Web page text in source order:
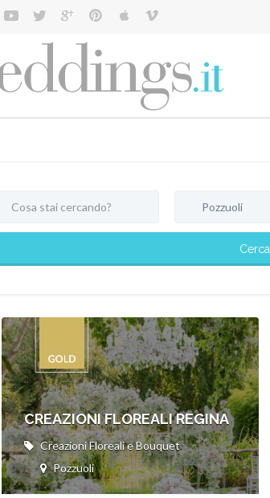
Pozzuoli
Cerca
CREAZIONI FLOREALI REGINA
Creazioni Floreali e Bouquet
Pozzuoli